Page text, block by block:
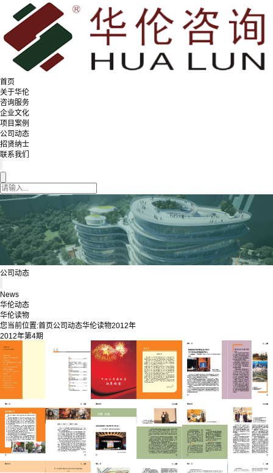
首页
关于华伦
咨询服务
企业文化
项目案例
公司动态
招贤纳士
联系我们
公司动态
News
华伦动态
华伦读物
您当前位置:首页公司动态华伦读物2012年
2012年第4期